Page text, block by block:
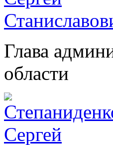
Глава
области